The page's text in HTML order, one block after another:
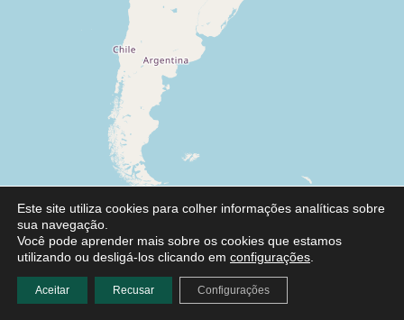
Este site utiliza cookies para colher informações analíticas sobre
sua navegação.
Você pode aprender mais sobre os cookies que estamos
utilizando ou desligá-los clicando em configurações
Aceitar Recusar Configurações